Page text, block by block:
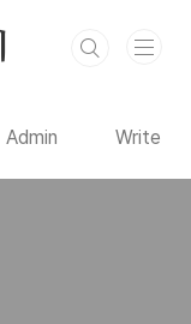
Admin Write